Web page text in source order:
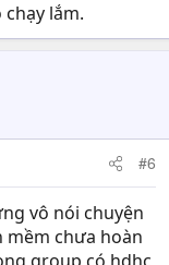
chạy lắm.
#6
vô nói chuyện
chưa hoàn